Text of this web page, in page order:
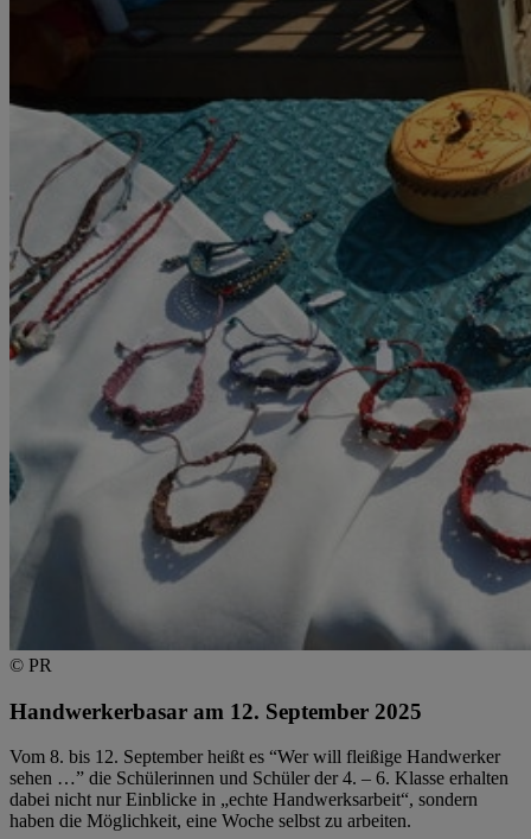
© PR
Handwerkerbasar am 12. September 2025
Vom 8. bis 12. September heißt es “Wer will fleißige Handwerker
sehen …” die Schülerinnen und Schüler der 4. – 6. Klasse erhalten
dabei nicht nur Einblicke in „echte Handwerksarbeit“, sondern
haben die Möglichkeit, eine Woche selbst zu arbeiten.